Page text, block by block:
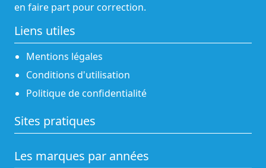
en faire part pour correction.
Liens utiles
Mentions légales
Conditions d'utilisation
Politique de confidentialité
Sites pratiques
Les marques par années